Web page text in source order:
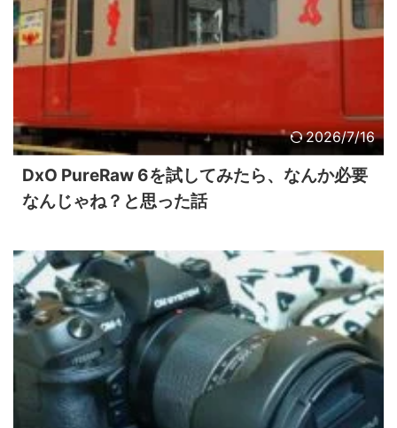
2026/7/16
DxO PureRaw 6を試してみたら、なんか必要
なんじゃね？と思った話